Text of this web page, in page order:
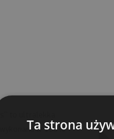
to ultralekka
w 100%
Ta strona